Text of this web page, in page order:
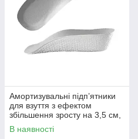
Амортизувальні підп’ятники
для взуття з ефектом
збільшення зросту на 3,5 см,
анатомічні вкладиші EVA 1
пара 29835
В наявності